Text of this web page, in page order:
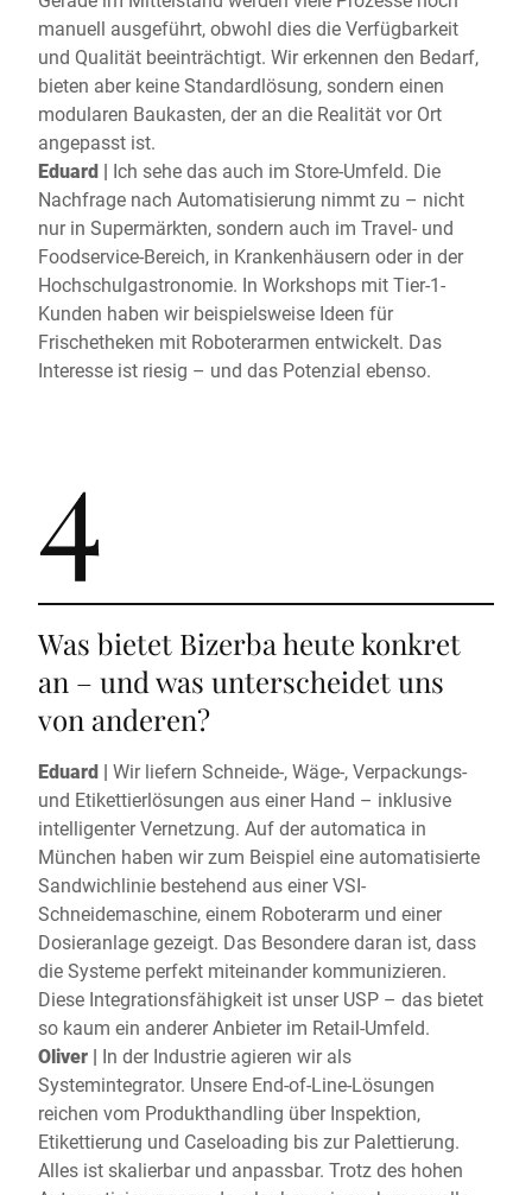
manuell ausgeführt, obwohl dies die Verfügbarkeit
und Qualität beeinträchtigt. Wir erkennen den Bedarf,
bieten aber keine Standardlösung, sondern einen
modularen Baukasten, der an die Realität vor Ort
angepasst ist.
Eduard | Ich sehe das auch im Store-Umfeld. Die
Nachfrage nach Automatisierung nimmt zu – nicht
nur in Supermärkten, sondern auch im Travel- und
Foodservice-Bereich, in Krankenhäusern oder in der
Hochschulgastronomie. In Workshops mit Tier-1-
Kunden haben wir beispielsweise Ideen für
Frischetheken mit Roboterarmen entwickelt. Das
Interesse ist riesig – und das Potenzial ebenso.
4
Was bietet Bizerba heute konkret
an – und was unterscheidet uns
von anderen?
Eduard | Wir liefern Schneide-, Wäge-, Verpackungs-
und Etikettierlösungen aus einer Hand – inklusive
intelligenter Vernetzung. Auf der automatica in
München haben wir zum Beispiel eine automatisierte
Sandwichlinie bestehend aus einer VSI-
Schneidemaschine, einem Roboterarm und einer
Dosieranlage gezeigt. Das Besondere daran ist, dass
die Systeme perfekt miteinander kommunizieren.
Diese Integrationsfähigkeit ist unser USP – das bietet
so kaum ein anderer Anbieter im Retail-Umfeld.
Oliver | In der Industrie agieren wir als
Systemintegrator. Unsere End-of-Line-Lösungen
reichen vom Produkthandling über Inspektion,
Etikettierung und Caseloading bis zur Palettierung.
Alles ist skalierbar und anpassbar. Trotz des hohen